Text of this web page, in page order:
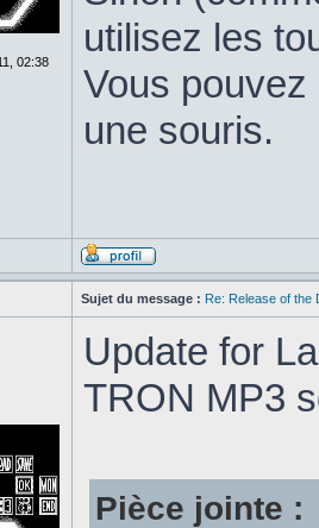
02:38
utilisez les
Vous
une souris.
Sujet du message : Re: Release of the
Update for
TRON MP3
Pièce jointe :